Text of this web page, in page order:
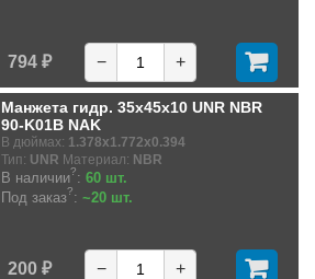
794 ₽ − +
Манжета гидр. 35x45x10 UNR NBR
90-K01B NAK
В дюймах: 1.378x1.772x0.394
Тип: UNR Материал: NBR
В наличии?: 60 шт.
Под заказ?: ~20 шт.
200 ₽ − +